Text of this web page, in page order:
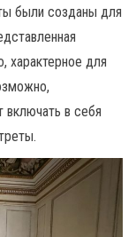
были созданы для
характерное для
в себя